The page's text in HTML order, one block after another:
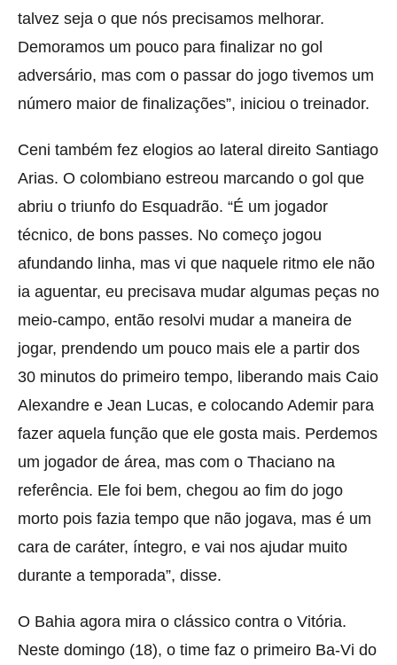
talvez seja o que nós precisamos melhorar.
Demoramos um pouco para finalizar no gol
adversário, mas com o passar do jogo tivemos um
número maior de finalizações”, iniciou o treinador.
Ceni também fez elogios ao lateral direito Santiago
Arias. O colombiano estreou marcando o gol que
abriu o triunfo do Esquadrão. “É um jogador
técnico, de bons passes. No começo jogou
afundando linha, mas vi que naquele ritmo ele não
ia aguentar, eu precisava mudar algumas peças no
meio-campo, então resolvi mudar a maneira de
jogar, prendendo um pouco mais ele a partir dos
30 minutos do primeiro tempo, liberando mais Caio
Alexandre e Jean Lucas, e colocando Ademir para
fazer aquela função que ele gosta mais. Perdemos
um jogador de área, mas com o Thaciano na
referência. Ele foi bem, chegou ao fim do jogo
morto pois fazia tempo que não jogava, mas é um
cara de caráter, íntegro, e vai nos ajudar muito
durante a temporada”, disse.
O Bahia agora mira o clássico contra o Vitória.
Neste domingo (18), o time faz o primeiro Ba-Vi do